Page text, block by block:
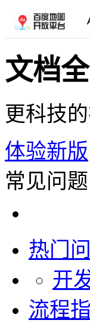
文档
更科技
体验新版
常见问题
热门
开
流程指